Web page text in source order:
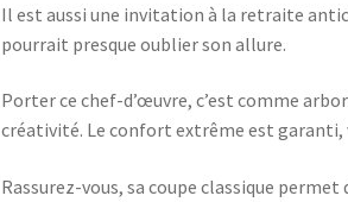
Il est aussi une invitation à la retraite
pourrait presque oublier son allure.
Porter ce chef-d’œuvre, c’est comme
créativité. Le confort extrême est garanti,
Rassurez-vous, sa coupe classique